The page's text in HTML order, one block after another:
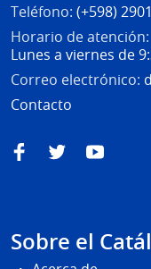
Teléfono: (+598)
Horario de atención:
Lunes a viernes de
Correo electrónico:
Contacto
FacebookTwitterYouTube
Sobre el